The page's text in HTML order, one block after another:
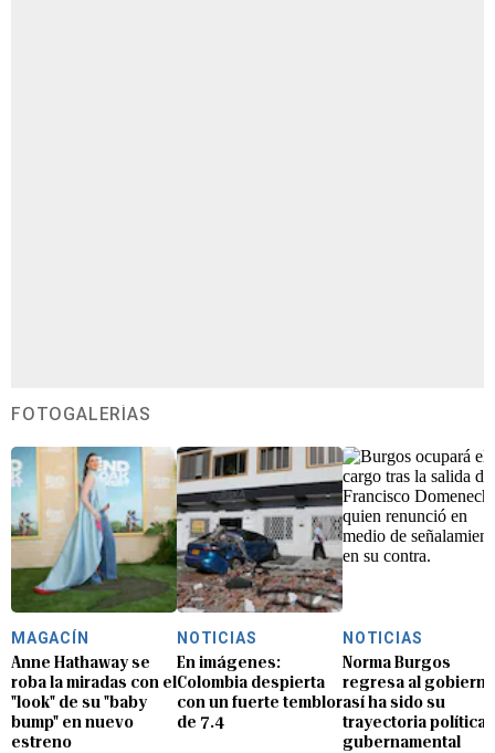
FOTOGALERÍAS
MAGACÍN
Anne Hathaway se
roba la miradas con el
"look" de su "baby
bump" en nuevo
estreno
NOTICIAS
En imágenes:
Colombia despierta
con un fuerte temblor
de 7.4
NOTICIAS
Norma Burgos
regresa al
así ha sido su
trayectoria política
gubernamental